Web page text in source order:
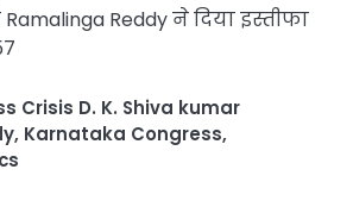
Ramalinga Reddy ने दिया इस्तीफा
Crisis D. K. Shiva kumar
, Karnataka Congress,